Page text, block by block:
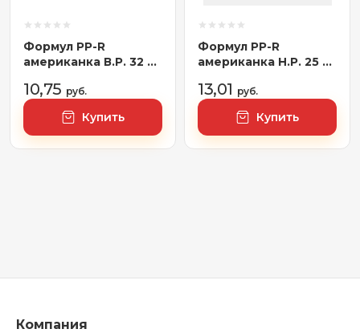
Формул PP-R
американка В.Р. 32 х
10,75 руб.
Купить
Формул PP-R
американка Н.Р. 25 х
13,01 руб.
Купить
Компания